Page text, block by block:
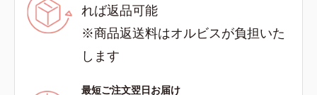
れば返品可能
※商品返送料はオルビスが負担いた
します
最短ご注文翌日お届け